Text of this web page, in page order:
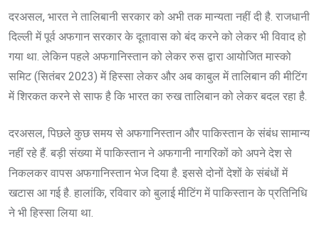
दरअसल, भारत ने तालिबानी सरकार को अभी तक मान्यता नहीं दी है. राजधानी
दिल्ली में पूर्व अफगान सरकार के दूतावास को बंद करने को लेकर भी विवाद हो
गया था. लेकिन पहले अफगानिस्तान को लेकर रुस द्वारा आयोजित मास्को
समिट (सितंबर 2023) में हिस्सा लेकर और अब काबुल में तालिबान की मीटिंग
में शिरकत करने से साफ है कि भारत का रुख तालिबान को लेकर बदल रहा है.
दरअसल, पिछले कुछ समय से अफगानिस्तान और पाकिस्तान के संबंध सामान्य
नहीं रहे हैं. बड़ी संख्या में पाकिस्तान ने अफगानी नागरिकों को अपने देश से
निकलकर वापस अफगानिस्तान भेज दिया है. इससे दोनों देशों के संबंधों में
खटास आ गई है. हालांकि, रविवार को बुलाई मीटिंग में पाकिस्तान के प्रतिनिधि
ने भी हिस्सा लिया था.